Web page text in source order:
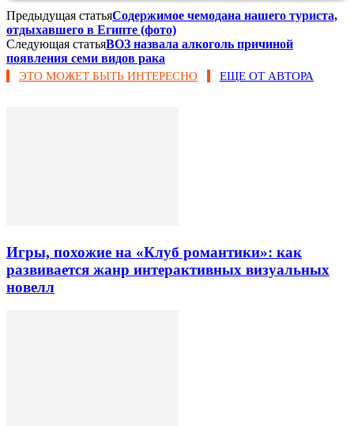
Предыдущая статьяСодержимое чемодана нашего туриста,
отдыхавшего в Египте (фото)
Следующая статьяВОЗ назвала алкоголь причиной
появления семи видов рака
ЭТО МОЖЕТ БЫТЬ ИНТЕРЕСНО ЕЩЕ ОТ АВТОРА
Игры, похожие на «Клуб романтики»: как
развивается жанр интерактивных визуальных
новелл